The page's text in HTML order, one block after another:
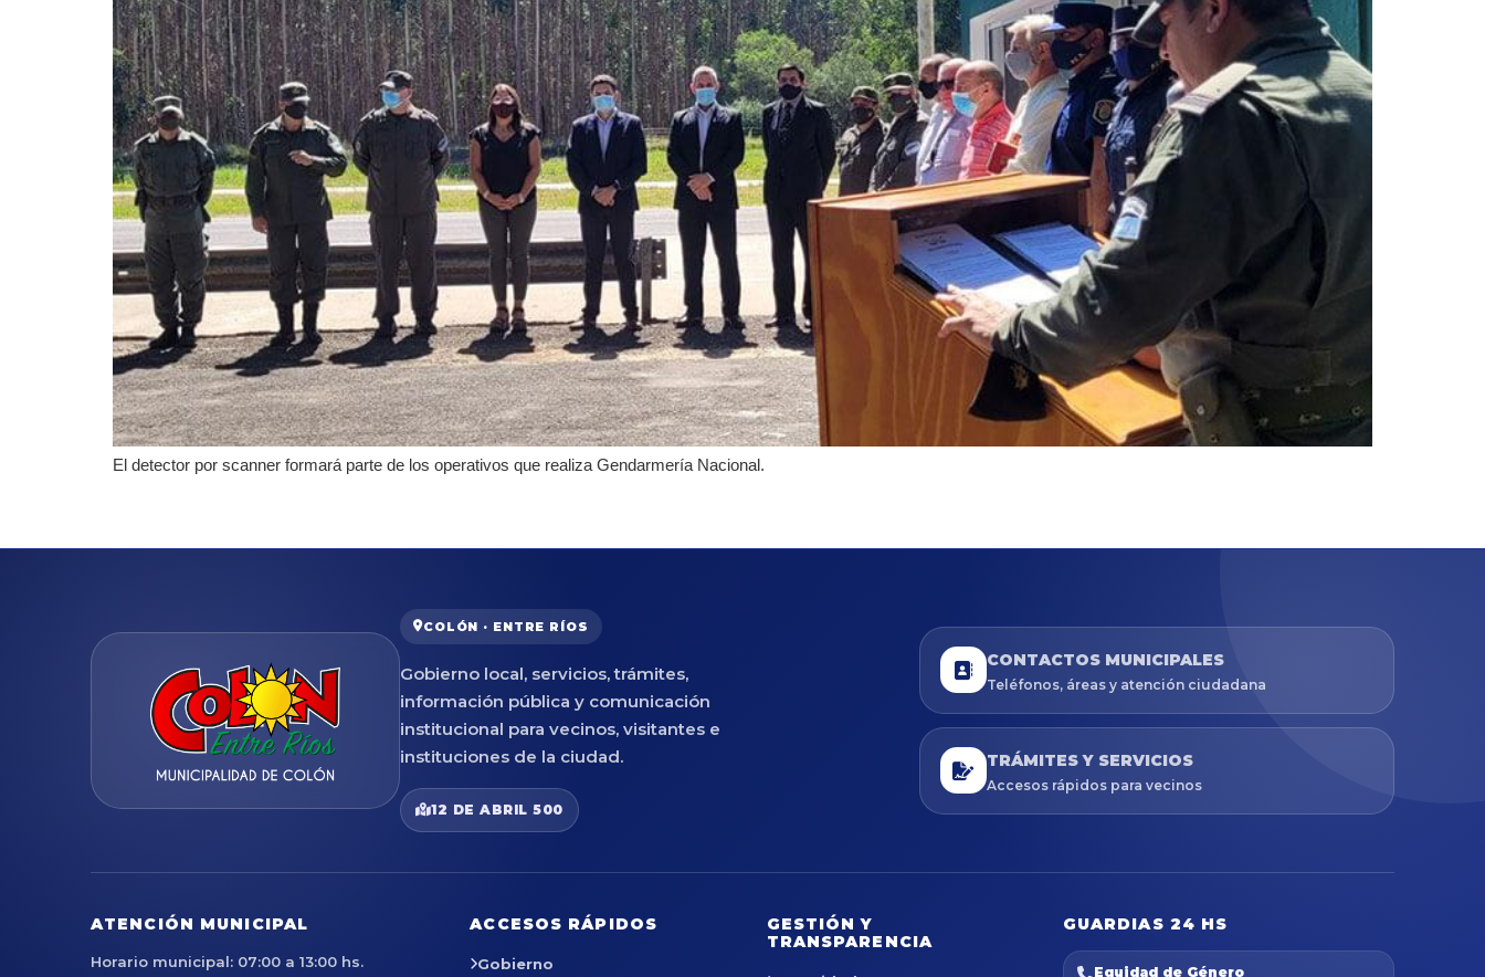
El detector por scanner formará parte de los operativos que realiza Gendarmería Nacional.
COLÓN · ENTRE RÍOS
Gobierno local, servicios, trámites,
información pública y comunicación
institucional para vecinos, visitantes e
instituciones de la ciudad.
12 DE ABRIL 500
CONTACTOS MUNICIPALES
Teléfonos, áreas y atención ciudadana
TRÁMITES Y SERVICIOS
Accesos rápidos para vecinos
ATENCIÓN MUNICIPAL
Horario municipal: 07:00 a 13:00 hs.
ACCESOS RÁPIDOS
Gobierno
GESTIÓN Y
TRANSPARENCIA
GUARDIAS 24 HS
Equidad de Género